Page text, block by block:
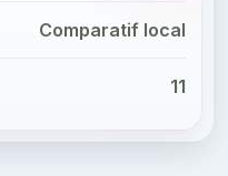
Comparatif local
11